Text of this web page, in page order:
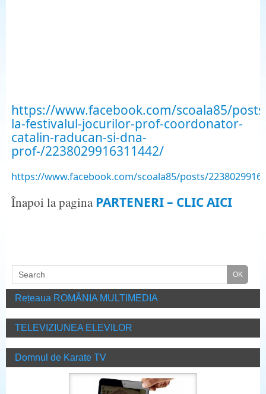
https://www.facebook.com/scoala85/
la-festivalul-jocurilor-prof-coordonator-
catalin-raducan-si-dna-
prof-/2238029916311442/
https://www.facebook.com/scoala85/posts/
Înapoi la paginaPARTENERI – CLIC AICI
Rețeaua ROMÂNIA MULTIMEDIA
TELEVIZIUNEA ELEVILOR
Domnul de Karate TV